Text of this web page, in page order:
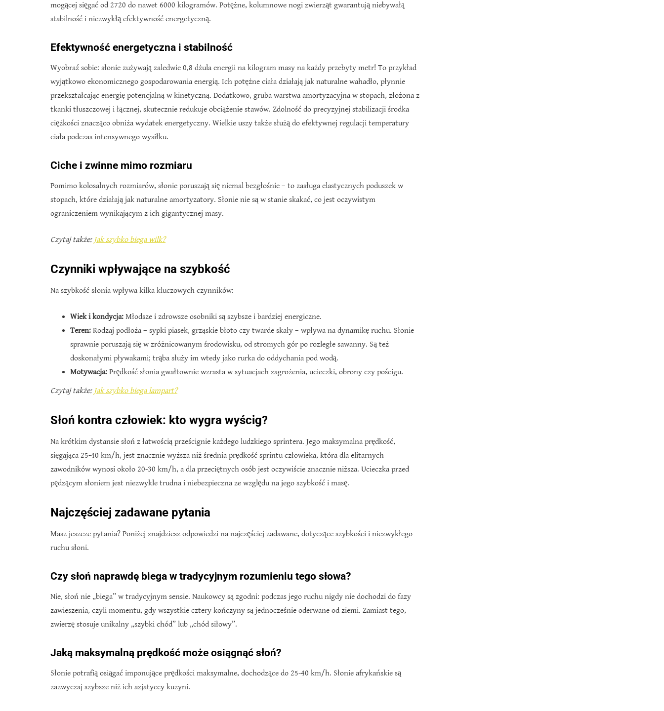
mogącej sięgać od 2720 do nawet 6000 kilogramów. Potężne, kolumnowe nogi zwierząt gwarantują niebywałą
stabilność i niezwykłą efektywność energetyczną.
Efektywność energetyczna i stabilność
Wyobraź sobie: słonie zużywają zaledwie 0,8 dżula energii na kilogram masy na każdy przebyty metr! To przykład
wyjątkowo ekonomicznego gospodarowania energią. Ich potężne ciała działają jak naturalne wahadło, płynnie
przekształcając energię potencjalną w kinetyczną. Dodatkowo, gruba warstwa amortyzacyjna w stopach, złożona z
tkanki tłuszczowej i łącznej, skutecznie redukuje obciążenie stawów. Zdolność do precyzyjnej stabilizacji środka
ciężkości znacząco obniża wydatek energetyczny. Wielkie uszy także służą do efektywnej regulacji temperatury
ciała podczas intensywnego wysiłku.
Ciche i zwinne mimo rozmiaru
Pomimo kolosalnych rozmiarów, słonie poruszają się niemal bezgłośnie – to zasługa elastycznych poduszek w
stopach, które działają jak naturalne amortyzatory. Słonie nie są w stanie skakać, co jest oczywistym
ograniczeniem wynikającym z ich gigantycznej masy.
Czytaj także: Jak szybko biega wilk?
Czynniki wpływające na szybkość
Na szybkość słonia wpływa kilka kluczowych czynników:
Wiek i kondycja: Młodsze i zdrowsze osobniki są szybsze i bardziej energiczne.
Teren: Rodzaj podłoża – sypki piasek, grząskie błoto czy twarde skały – wpływa na dynamikę ruchu. Słonie
sprawnie poruszają się w zróżnicowanym środowisku, od stromych gór po rozległe sawanny. Są też
doskonałymi pływakami; trąba służy im wtedy jako rurka do oddychania pod wodą.
Motywacja: Prędkość słonia gwałtownie wzrasta w sytuacjach zagrożenia, ucieczki, obrony czy pościgu.
Czytaj także: Jak szybko biega lampart?
Słoń kontra człowiek: kto wygra wyścig?
Na krótkim dystansie słoń z łatwością prześcignie każdego ludzkiego sprintera. Jego maksymalna prędkość,
sięgająca 25-40 km/h, jest znacznie wyższa niż średnia prędkość sprintu człowieka, która dla elitarnych
zawodników wynosi około 20-30 km/h, a dla przeciętnych osób jest oczywiście znacznie niższa. Ucieczka przed
pędzącym słoniem jest niezwykle trudna i niebezpieczna ze względu na jego szybkość i masę.
Najczęściej zadawane pytania
Masz jeszcze pytania? Poniżej znajdziesz odpowiedzi na najczęściej zadawane, dotyczące szybkości i niezwykłego
ruchu słoni.
Czy słoń naprawdę biega w tradycyjnym rozumieniu tego słowa?
Nie, słoń nie „biega” w tradycyjnym sensie. Naukowcy są zgodni: podczas jego ruchu nigdy nie dochodzi do fazy
zawieszenia, czyli momentu, gdy wszystkie cztery kończyny są jednocześnie oderwane od ziemi. Zamiast tego,
zwierzę stosuje unikalny „szybki chód” lub „chód siłowy”.
Jaką maksymalną prędkość może osiągnąć słoń?
Słonie potrafią osiągać imponujące prędkości maksymalne, dochodzące do 25-40 km/h. Słonie afrykańskie są
zazwyczaj szybsze niż ich azjatyccy kuzyni.